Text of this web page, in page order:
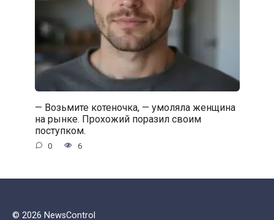
— Возьмите котеночка, — умоляла женщина
на рынке. Прохожий поразил своим
поступком.
0 6
© 2026 NewsControl